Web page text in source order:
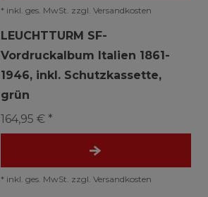
* inkl. ges. MwSt. zzgl. Versandkosten
LEUCHTTURM SF-
Vordruckalbum Italien 1861-
1946, inkl. Schutzkassette,
grün
164,95 € *
* inkl. ges. MwSt. zzgl. Versandkosten